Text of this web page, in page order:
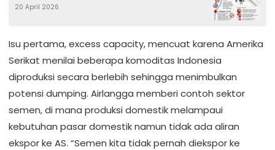
Pajak pada Petinggi
20 April 2026
Isu pertama, excess capacity, mencuat karena Amerika
Serikat menilai beberapa komoditas Indonesia
diproduksi secara berlebih sehingga menimbulkan
potensi dumping. Airlangga memberi contoh sektor
semen, di mana produksi domestik melampaui
kebutuhan pasar domestik namun tidak ada aliran
ekspor ke AS. “Semen kita tidak pernah diekspor ke